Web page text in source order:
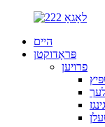
היים
פּראָדוקטן
פרויען